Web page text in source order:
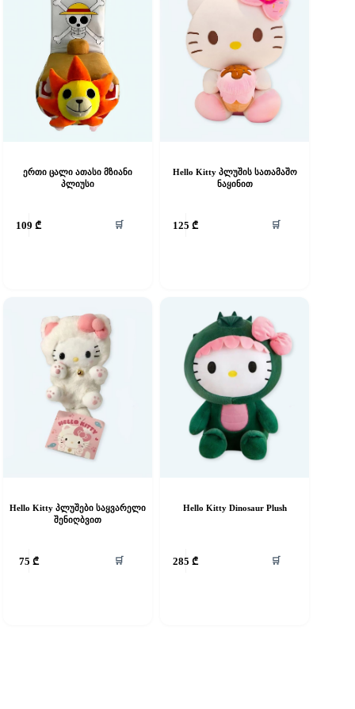
ერთი ცალი ათასი მზიანი
პლიუსი
109₾ 🛒
Hello Kitty პლუშის სათამაშო
ნაყინით
125₾ 🛒
Hello Kitty პლუშები საყვარელი
შენიღბვით
75 ₾ 🛒
Hello Kitty Dinosaur Plush
285₾ 🛒